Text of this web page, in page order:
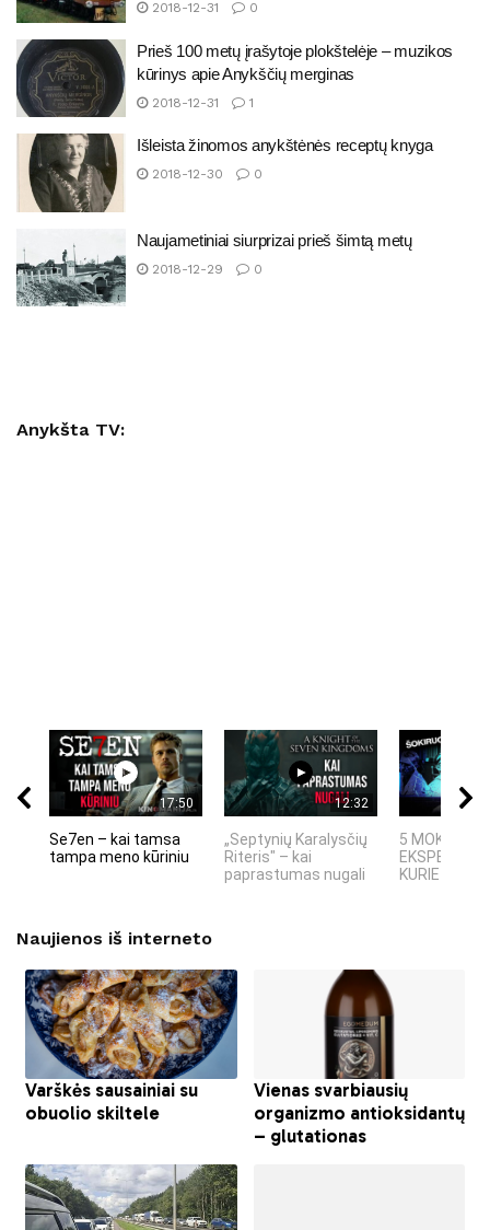
2018-12-31 0
Prieš 100 metų įrašytoje plokštelėje – muzikos
kūrinys apie Anykščių merginas
2018-12-31 1
Išleista žinomos anykštėnės receptų knyga
2018-12-30 0
Naujametiniai siurprizai prieš šimtą metų
2018-12-29 0
Anykšta TV:
17:50
Se7en – kai tamsa
tampa meno kūriniu
12:32
„Septynių Karalysčių
Riteris" – kai
paprastumas nugali
5 MOKSLINIAI
KURIE
Naujienos iš interneto